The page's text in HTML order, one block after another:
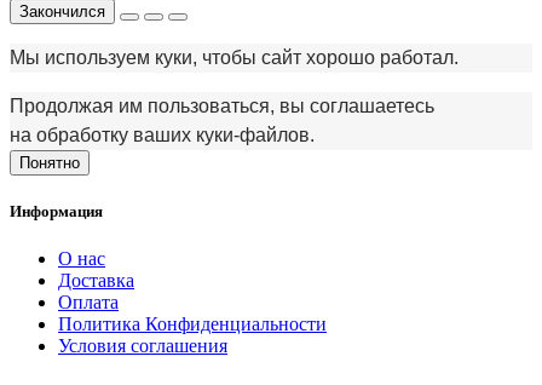
Закончился
Мы используем куки, чтобы сайт хорошо работал.
Продолжая им пользоваться, вы соглашаетесь
на обработку ваших куки‑файлов.
Понятно
Информация
О нас
Доставка
Оплата
Политика Конфиденциальности
Условия соглашения